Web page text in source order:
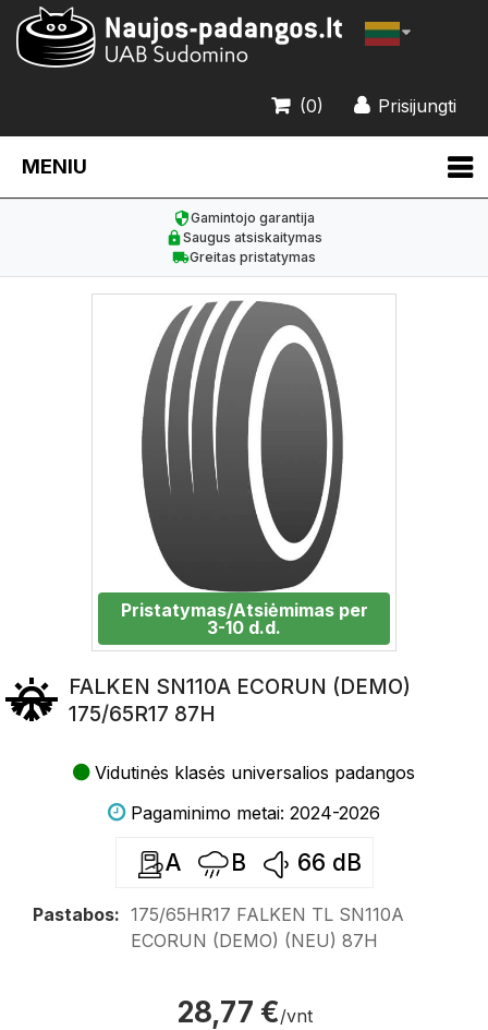
Prisijungti
(0)
MENIU
Gamintojo garantija
Saugus atsiskaitymas
Greitas pristatymas
Pristatymas/Atsiėmimas per
3-10 d.d.
FALKEN SN110A ECORUN (DEMO)
175/65R17 87H
Vidutinės klasės universalios padangos
Pagaminimo metai: 2024-2026
A B 66 dB
Pastabos: 175/65HR17 FALKEN TL SN110A
ECORUN (DEMO) (NEU) 87H
28,77 €/vnt